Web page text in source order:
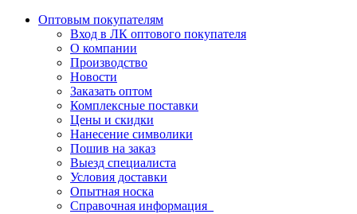
Оптовым покупателям
Вход в ЛК оптового покупателя
О компании
Производство
Новости
Заказать оптом
Комплексные поставки
Цены и скидки
Нанесение символики
Пошив на заказ
Выезд специалиста
Условия доставки
Опытная носка
Справочная информация